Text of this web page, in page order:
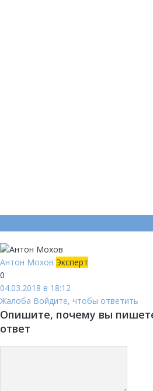
Антон Мохов Эксперт
0
04.03.2018 в 18:12
Жалоба Войдите, чтобы ответить
Опишите, почему вы
ответ